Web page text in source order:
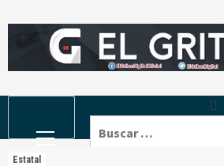
to
Menu
Estatal